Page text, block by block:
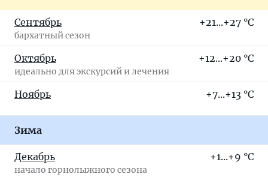
Сентябрь
бархатный сезон
+21...+27 °C
Октябрь
идеально для экскурсий и лечения
+12...+20 °C
Ноябрь +7...+13 °C
Зима
Декабрь
начало горнолыжного сезона
+1...+9 °C